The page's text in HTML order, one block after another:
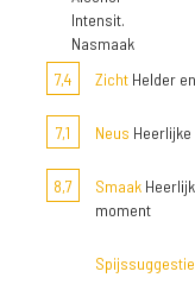
Intensit.
Nasmaak
7,4
Zicht Helder
7,1 Neus
8,7 Smaak
moment
Spijssuggestie